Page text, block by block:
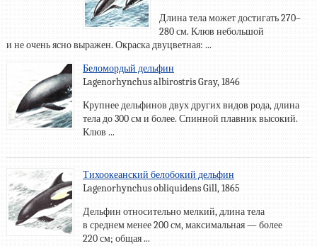
Длина тела может достигать 270–
280 см. Клюв небольшой
и не очень ясно выражен. Окраска двуцветная: ...
Беломордый дельфин
Lagenorhynchus albirostris Gray, 1846
Крупнее дельфинов двух других видов рода, длина
тела до 300 см и более. Спинной плавник высокий.
Клюв ...
Тихоокеанский белобокий дельфин
Lagenorhynchus obliquidens Gill, 1865
Дельфин относительно мелкий, длина тела
в среднем менее 200 см, максимальная — более
220 см; общая ...